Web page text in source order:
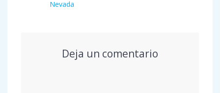
entradas
Nevada
Deja un comentario